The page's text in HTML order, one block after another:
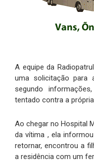
A equipe da
uma solicitação para
segundo
tentado contra a
Ao chegar no Hospital
da vítima , ela
retornar, encontrou a
a residência com um